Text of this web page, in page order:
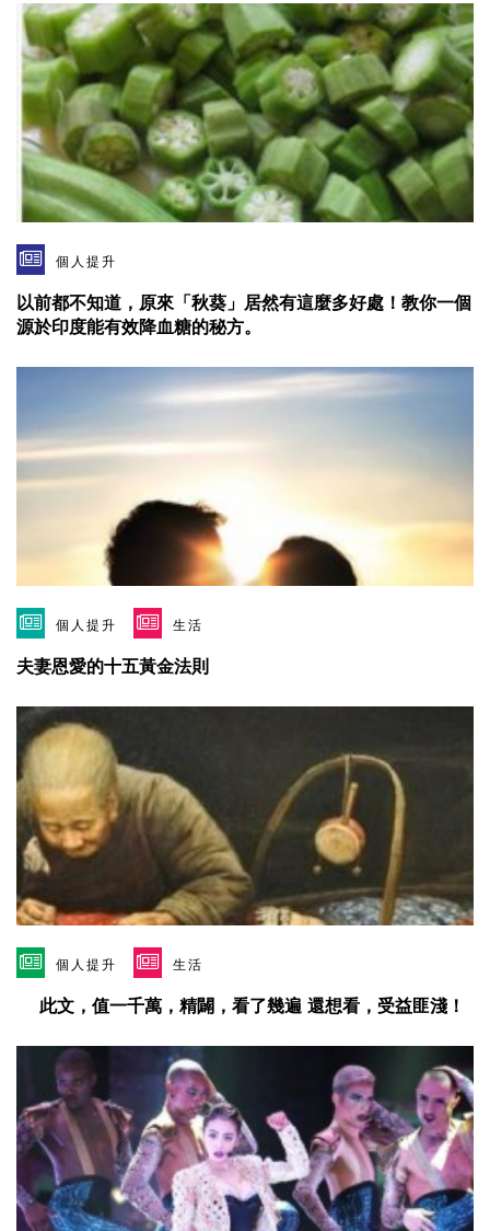
個人提升
以前都不知道，原來「秋葵」居然有這麼多好處！教你一個
源於印度能有效降血糖的秘方。
個人提升 生活
夫妻恩愛的十五黃金法則
個人提升 生活
此文，值一千萬，精闢，看了幾遍 還想看，受益匪淺！